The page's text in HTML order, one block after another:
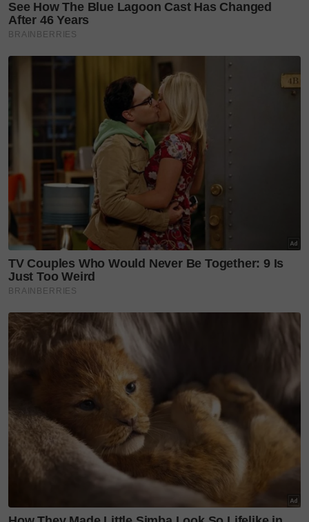
Gambar hiasan.
6-Anaknya yang teruja mendekati kawasan kandang
di kawasan berpagar itu dan sekali lagi meminta
untuk mengambil gambar serta video.
7-Secara tiba-tiba seekor kuda yang berada dekat
dengannya menggigit telinga anak.
8-Dalam masa sama, kuda berkenaan turut
menghantuk kepala kanak-kanak berkenaan hingga
terkena pada besi menyebabkan kecederaan
manakala cuping telinga kiri terputus.
9-Dalam keadaan panik, si bapa segera membawa
anaknya ke hospital swasta di Seremban bagi
mendapatkan rawatan sebelum anaknya menjalani
pembedahan pada malam itu dan selesai kira-kira
jam 1 pagi membabitkan kos rawatan berjumlah
RM10,400.
10-Katanya, selepas tiga hari dirawat di hospital
berkenaan, kanak-kanak malang itu menjalani
rawatan susulan di Kuantan, Pahang.
11-Selepas berbincang, Suhaimi dimaklumkan pihak
agrofarm berkenaan akan membuat bayaran
pampasan susulan kejadian itu.